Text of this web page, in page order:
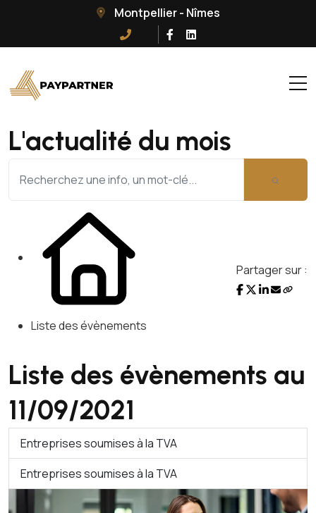
Montpellier - Nîmes
L'actualité du mois
Liste des évènements
Partager sur :
Liste des évènements au
11/09/2021
Entreprises soumises à la TVA
Entreprises soumises à la TVA